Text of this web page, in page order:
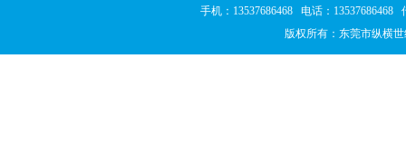
手机：13537686468 电话：13537686468
版权所有：东莞市纵横